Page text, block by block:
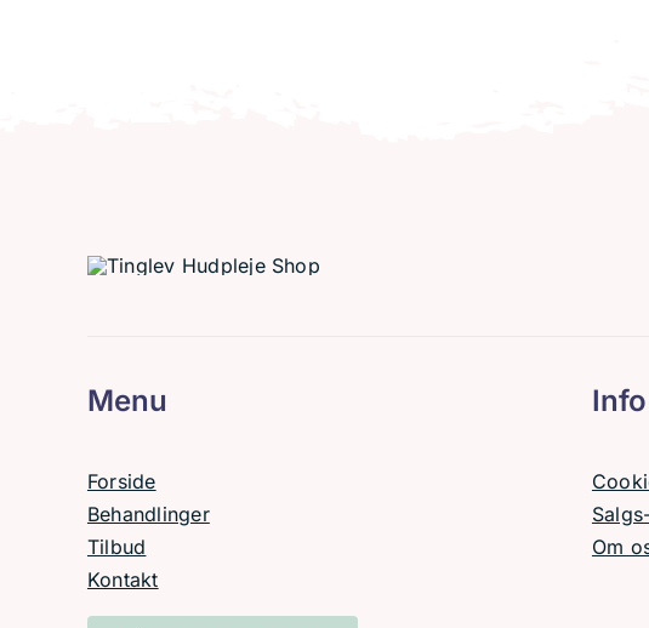
Menu
Forside
Behandlinger
Tilbud
Kontakt
Info
Om